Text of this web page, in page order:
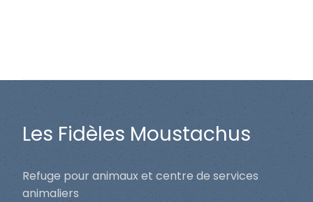
Les Fidèles Moustachus
Refuge pour animaux et centre de services
animaliers